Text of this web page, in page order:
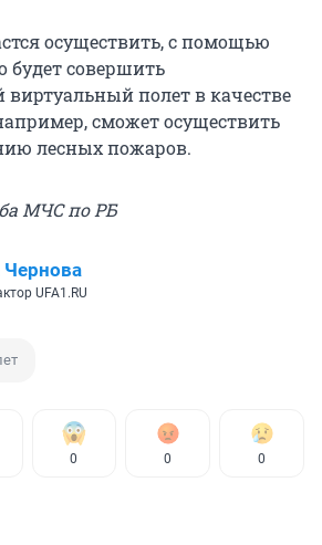
осуществить, с помощью
совершить
виртуальный полет в качестве
сможет осуществить
лесных пожаров.
МЧС по РБ
Чернова
UFA1.RU
0 0 0